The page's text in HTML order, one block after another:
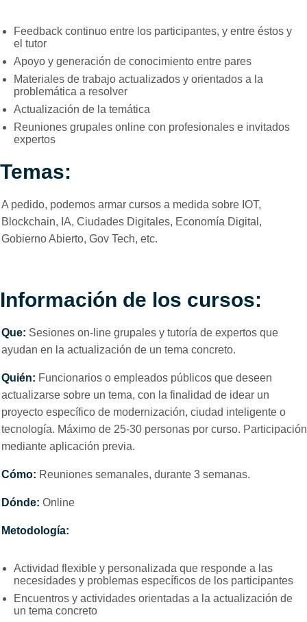
Feedback continuo entre los participantes, y entre éstos y
el tutor
Apoyo y generación de conocimiento entre pares
Materiales de trabajo actualizados y orientados a la
problemática a resolver
Actualización de la temática
Reuniones grupales online con profesionales e invitados
expertos
Temas:
A pedido, podemos armar cursos a medida sobre IOT,
Blockchain, IA, Ciudades Digitales, Economía Digital,
Gobierno Abierto, Gov Tech, etc.
Información de los cursos:
Que: Sesiones on-line grupales y tutoría de expertos que
ayudan en la actualización de un tema concreto.
Quién: Funcionarios o empleados públicos que deseen
actualizarse sobre un tema, con la finalidad de idear un
proyecto específico de modernización, ciudad inteligente o
tecnología. Máximo de 25-30 personas por curso. Participación
mediante aplicación previa.
Cómo: Reuniones semanales, durante 3 semanas.
Dónde: Online
Metodología:
Actividad flexible y personalizada que responde a las
necesidades y problemas específicos de los participantes
Encuentros y actividades orientadas a la actualización de
un tema concreto